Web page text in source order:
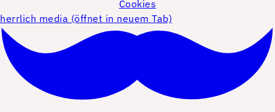
Cookies
herrlich media (öffnet in neuem Tab)